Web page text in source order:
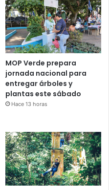
MOP Verde prepara
jornada nacional para
entregar árboles y
plantas este sábado
Hace 13 horas